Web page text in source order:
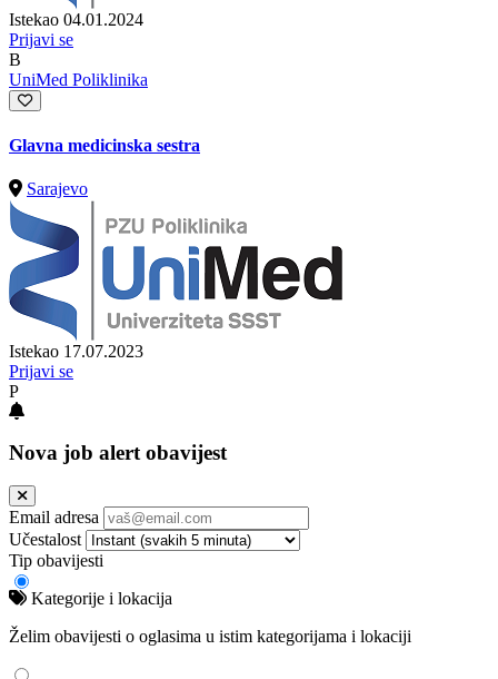
Istekao 04.01.2024
Prijavi se
B
UniMed Poliklinika
Glavna medicinska sestra
Sarajevo
Istekao 17.07.2023
Prijavi se
P
Nova job alert obavijest
Email adresa
Učestalost
Tip obavijesti
Kategorije i lokacija
Želim obavijesti o oglasima u istim kategorijama i lokaciji